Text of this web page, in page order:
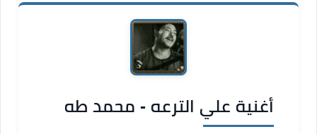
أغنية علي الترعه - محمد طه